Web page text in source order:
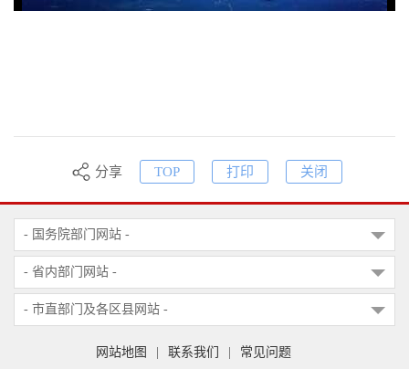
分享 TOP 打印 关闭
- 国务院部门网站 -
- 省内部门网站 -
- 市直部门及各区县网站 -
网站地图 联系我们 常见问题